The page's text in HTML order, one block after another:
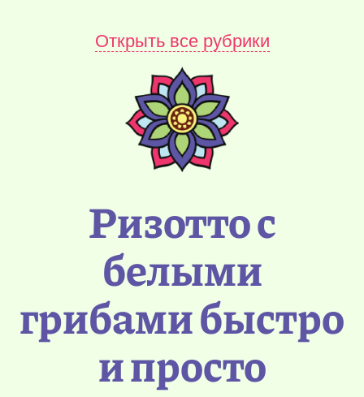
Открыть все рубрики
Ризотто с
белыми
грибами быстро
и просто